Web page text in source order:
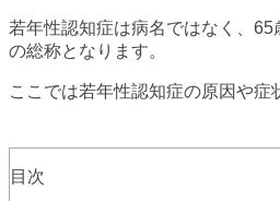
若年性認知症は病名ではなく、
の総称となります。
ここでは若年性認知症の原因や症
目次